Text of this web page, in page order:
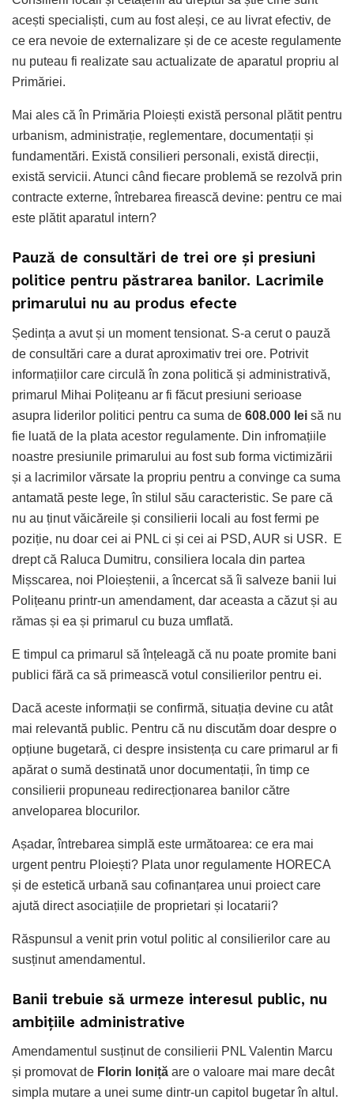
acești specialiști, cum au fost aleși, ce au livrat efectiv, de
ce era nevoie de externalizare și de ce aceste regulamente
nu puteau fi realizate sau actualizate de aparatul propriu al
Primăriei.
Mai ales că în Primăria Ploiești există personal plătit pentru
urbanism, administrație, reglementare, documentații și
fundamentări. Există consilieri personali, există direcții,
există servicii. Atunci când fiecare problemă se rezolvă prin
contracte externe, întrebarea firească devine: pentru ce mai
este plătit aparatul intern?
Pauză de consultări de trei ore și presiuni
politice pentru păstrarea banilor. Lacrimile
primarului nu au produs efecte
Ședința a avut și un moment tensionat. S-a cerut o pauză
de consultări care a durat aproximativ trei ore. Potrivit
informațiilor care circulă în zona politică și administrativă,
primarul Mihai Polițeanu ar fi făcut presiuni serioase
asupra liderilor politici pentru ca suma de 608.000 lei să nu
fie luată de la plata acestor regulamente. Din infromațiile
noastre presiunile primarului au fost sub forma victimizării
și a lacrimilor vărsate la propriu pentru a convinge ca suma
antamată peste lege, în stilul său caracteristic. Se pare că
nu au ținut văicăreile și consilierii locali au fost fermi pe
poziție, nu doar cei ai PNL ci și cei ai PSD, AUR si USR. E
drept că Raluca Dumitru, consiliera locala din partea
Mișscarea, noi Ploieștenii, a încercat să îi salveze banii lui
Polițeanu printr-un amendament, dar aceasta a căzut și au
rămas și ea și primarul cu buza umflată.
E timpul ca primarul să înțeleagă că nu poate promite bani
publici fără ca să primească votul consilierilor pentru ei.
Dacă aceste informații se confirmă, situația devine cu atât
mai relevantă public. Pentru că nu discutăm doar despre o
opțiune bugetară, ci despre insistența cu care primarul ar fi
apărat o sumă destinată unor documentații, în timp ce
consilierii propuneau redirecționarea banilor către
anveloparea blocurilor.
Așadar, întrebarea simplă este următoarea: ce era mai
urgent pentru Ploiești? Plata unor regulamente HORECA
și de estetică urbană sau cofinanțarea unui proiect care
ajută direct asociațiile de proprietari și locatarii?
Răspunsul a venit prin votul politic al consilierilor care au
susținut amendamentul.
Banii trebuie să urmeze interesul public, nu
ambițiile administrative
Amendamentul susținut de consilierii PNL Valentin Marcu
și promovat de Florin Ioniță are o valoare mai mare decât
simpla mutare a unei sume dintr-un capitol bugetar în altul.